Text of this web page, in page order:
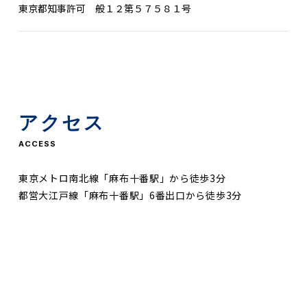
東京都知事許可 般１２第５７５８１号
アクセス
ACCESS
東京メトロ南北線「麻布十番駅」から徒歩3分
都営大江戸線「麻布十番駅」6番出口から徒歩3分